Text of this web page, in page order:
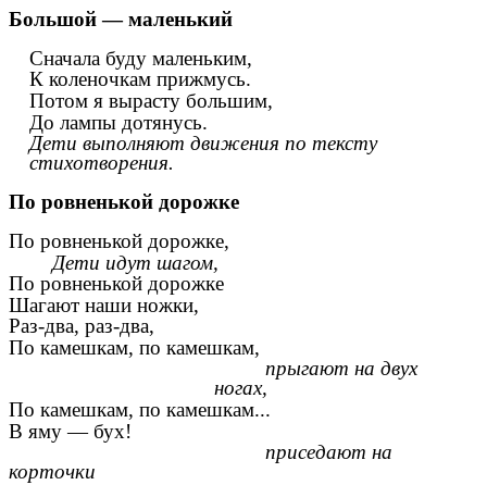
Большой — маленький
Сначала буду маленьким,
К коленочкам прижмусь.
Потом я вырасту большим,
До лампы дотянусь.
Дети выполняют движения по тексту
стихотворения.
По ровненькой дорожке
По ровненькой дорожке,
Дети идут шагом,
По ровненькой дорожке
Шагают наши ножки,
Раз-два, раз-два,
По камешкам, по камешкам,
прыгают на двух
ногах,
По камешкам, по камешкам...
В яму — бух!
приседают на
корточки